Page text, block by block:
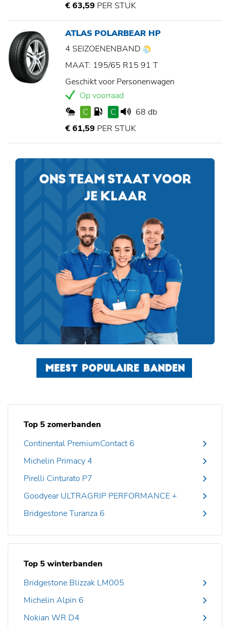
€ 63,59 PER STUK
ATLAS POLARBEAR HP
4 SEIZOENENBAND
MAAT: 195/65 R15 91 T
Geschikt voor Personenwagen
Op voorraad
C
C
68 db
€ 61,59 PER STUK
MEEST POPULAIRE BANDEN
Top 5 zomerbanden
Continental PremiumContact 6
Michelin Primacy 4
Pirelli Cinturato P7
Goodyear ULTRAGRIP PERFORMANCE +
Bridgestone Turanza 6
Top 5 winterbanden
Bridgestone Blizzak LM005
Michelin Alpin 6
Nokian WR D4